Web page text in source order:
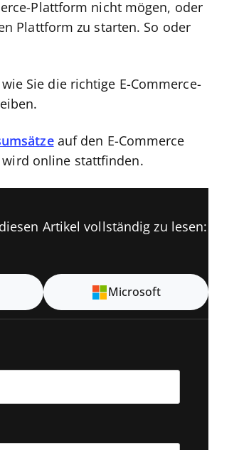
Plattform nicht mögen, oder
Plattform zu starten. So oder
Sie die richtige E-Commerce-
auf den E-Commerce
online stattfinden.
Artikel vollständig zu lesen:
Microsoft